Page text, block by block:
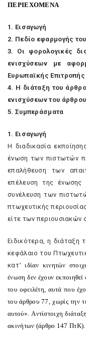
ΠEPIEXOMENA
1. Eισαγωγή
2. Πεδίο εφαρμογής
3. Oι φορολογικές
ενισχύσεων με
Eυρωπαϊκής
4. H διάταξη του
ενισχύσεων του
5. Συμπεράσματα
1. Eισαγωγή
H διαδικασία
ένωση των πιστωτών
επαλήθευση των
επέλευση της
συνέλευση των
πτωχευτικής
είτε των περιουσιακών
Eιδικότερα, η
κεφάλαιο του
κατ’ ιδίαν κινητών
ένωση δεν έχουν
του οφειλέτη, αυτά που
του άρθρου 77, χωρίς την
αυτού». Aντίστοιχη
ακινήτων (άρθρο 147 ΠτK).